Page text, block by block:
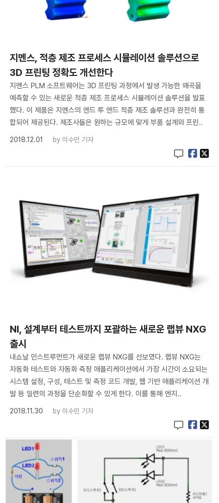
지멘스, 적층 제조 프로세스 시뮬레이션 솔루션으로
3D 프린팅 정확도 개선한다
지멘스 PLM 소프트웨어는 3D 프린팅 과정에서 발생 가능한 왜곡을
예측할 수 있는 새로운 적층 제조 프로세스 시뮬레이션 솔루션을 발표
했다. 이 제품은 지멘스의 엔드 투 엔드 적층 제조 솔루션과 완전히 통
합되어 제공된다. 제조사들은 원하는 규모에 맞게 부품 설계와 프린..
2018.12.01
by 이수민 기자
NI, 설계부터 테스트까지 포괄하는 새로운 랩뷰 NXG
출시
내쇼날 인스트루먼트가 새로운 랩뷰 NXG를 선보였다. 랩뷰 NXG는
자동화 테스트와 자동화 측정 애플리케이션에서 가장 시간이 소요되는
시스템 설정, 구성, 테스트 및 측정 코드 개발, 웹 기반 애플리케이션 개
발 등 일련의 과정을 단순화할 수 있게 한다. 이를 통해 엔지..
2018.11.30
by 이수민 기자